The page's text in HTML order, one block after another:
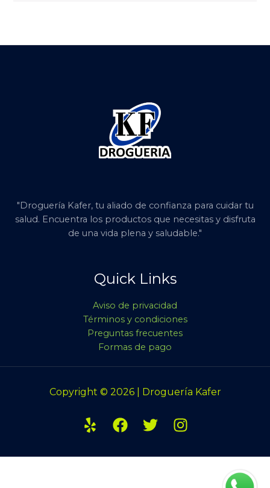
"Droguería Kafer, tu aliado de confianza para cuidar tu
salud. Encuentra los productos que necesitas y disfruta
de una vida plena y saludable."
Quick Links
Aviso de privacidad
Términos y condiciones
Preguntas frecuentes
Formas de pago
Copyright © 2026 | Droguería Kafer